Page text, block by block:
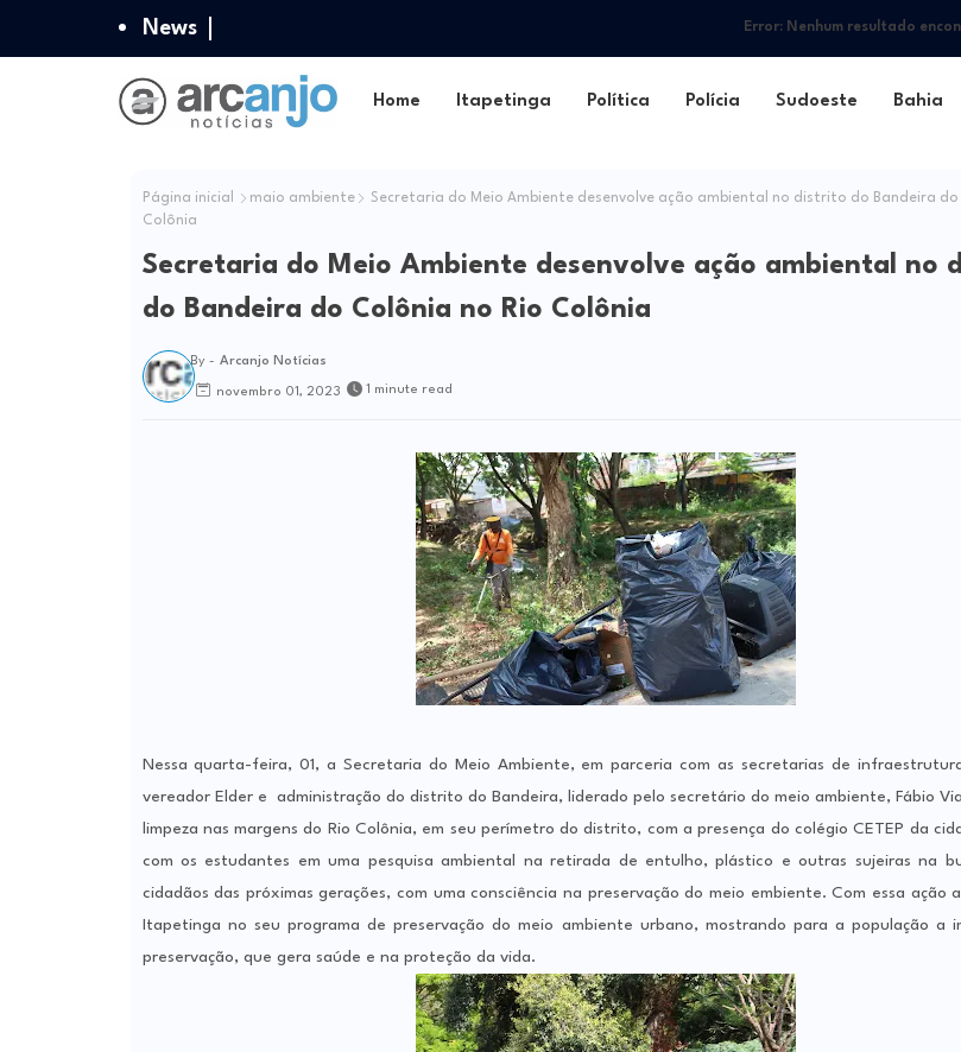
News Error:Nenhum resultado
Home Itapetinga Política Polícia Sudoeste Bahia
Página inicial maio ambiente
Secretaria do Meio Ambiente desenvolve ação ambiental no distrito do Bandeira do
Colônia
Secretaria do Meio Ambiente desenvolve ação ambiental no
do Bandeira do Colônia no Rio Colônia
By - Arcanjo Notícias
novembro 01, 2023 1 minute read
Nessa quarta-feira, 01, a Secretaria do Meio Ambiente, em parceria com as secretarias de
vereador Elder e administração do distrito do Bandeira, liderado pelo secretário do meio ambiente, Fábio
limpeza nas margens do Rio Colônia, em seu perímetro do distrito, com a presença do colégio CETEP da
com os estudantes em uma pesquisa ambiental na retirada de entulho, plástico e outras sujeiras na
cidadãos das próximas gerações, com uma consciência na preservação do meio embiente. Com essa ação
Itapetinga no seu programa de preservação do meio ambiente urbano, mostrando para a população a
preservação, que gera saúde e na proteção da vida.